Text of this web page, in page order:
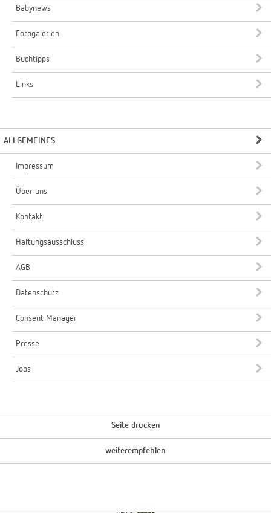
Babynews
Fotogalerien
Buchtipps
Links
ALLGEMEINES
Impressum
Über uns
Kontakt
Haftungsausschluss
AGB
Datenschutz
Consent Manager
Presse
Jobs
Seite drucken
weiterempfehlen